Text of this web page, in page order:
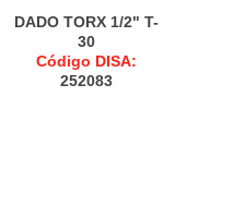
DADO TORX 1/2" T-
30
Código DISA:
252083